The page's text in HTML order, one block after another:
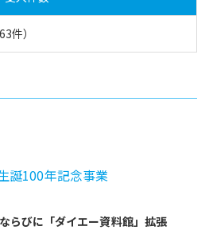
件）
誕100年記念事業
らびに「ダイエー資料館」拡張